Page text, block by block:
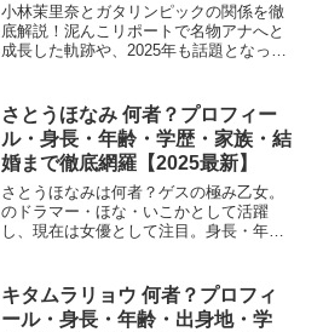
小林茉里奈とガタリンピックの関係を徹
底解説！泥んこリポートで名物アナへと
成長した軌跡や、2025年も話題となった
さとうほなみ 何者？プロフィー
ル・身長・年齢・学歴・家族・結
婚まで徹底網羅【2025最新】
さとうほなみは何者？ゲスの極み乙女。
のドラマー・ほな・いこかとして活躍
し、現在は女優として注目。身長・年
キタムラリョウ 何者？プロフィ
ール・身長・年齢・出身地・学